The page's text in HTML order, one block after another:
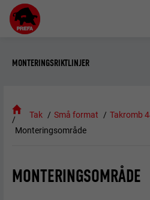
MONTERINGSRIKTLINJER
Tak Små format
Takromb
Monteringsområde
MONTERINGSOMRÅDE